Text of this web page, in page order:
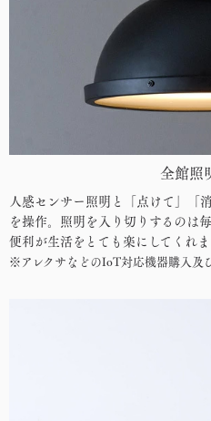
全館照
人感センサー照明と「点けて」「
を操作。照明を入り切りするのは
便利が生活をとても楽にしてくれま
※アレクサなどのIoT対応機器購入及